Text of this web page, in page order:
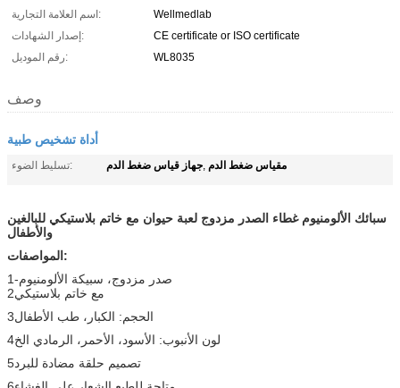
اسم العلامة التجارية:
Wellmedlab
إصدار الشهادات:
CE certificate or ISO certificate
رقم الموديل:
WL8035
وصف
أداة تشخيص طبية
تسليط الضوء: جهاز قياس ضغط الدم, مقياس ضغط الدم
سبائك الألومنيوم غطاء الصدر مزدوج لعبة حيوان مع خاتم بلاستيكي للبالغين
والأطفال
المواصفات:
1-صدر مزدوج، سبيكة الألومنيوم
2مع خاتم بلاستيكي
3الحجم: الكبار، طب الأطفال
4لون الأنبوب: الأسود، الأحمر، الرمادي الخ
5تصميم حلقة مضادة للبرد